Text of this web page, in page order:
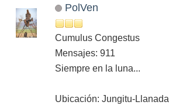
PolVen
Cumulus Congestus
Mensajes: 911
Siempre en la luna...
Ubicación: Jungitu-Llanada